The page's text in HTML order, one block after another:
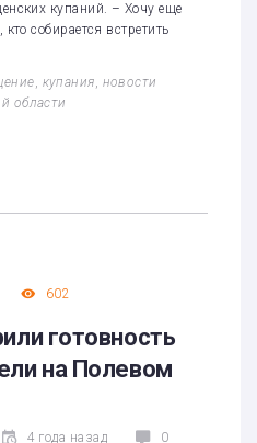
купаний. – Хочу еще
собирается встретить
, купания, новости
области
602
готовность
на Полевом
4 года назад 0